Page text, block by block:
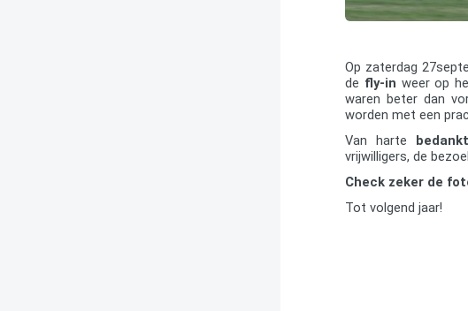
Op zaterdag
de fly-in weer op
waren beter dan
worden met een
Van harte
bedankt
vrijwilligers, de
Check zeker de
Tot volgend jaar!